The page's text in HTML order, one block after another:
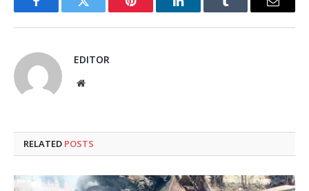
FacebookTwitter Pinterest LinkedInTumblr Email
EDITOR
Website
RELATED POSTS